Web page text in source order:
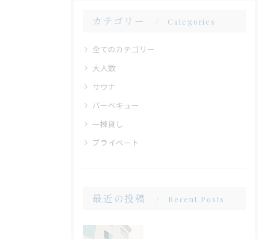
カテゴリー Categories
全てのカテゴリー
大人数
サウナ
バーベキュー
一棟貸し
プライベート
最近の投稿 Recent Posts